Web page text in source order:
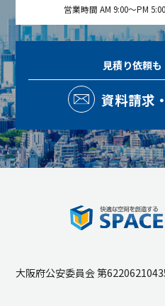
営業時間 AM 9:00～PM
見積り依頼も
資料請求
大阪府公安委員会 第